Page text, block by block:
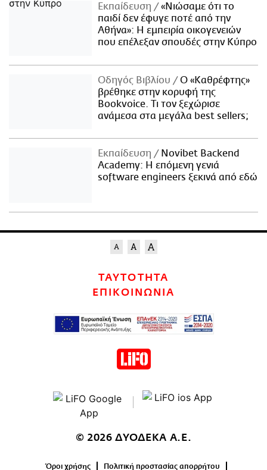
Εκπαίδευση
«Νιώσαμε ότι το
παιδί δεν έφυγε ποτέ από την
Αθήνα»: Η εμπειρία οικογενειών
που επέλεξαν σπουδές στην Κύπρο
Οδηγός Βιβλίου
Ο «Καθρέφτης»
βρέθηκε στην κορυφή της
Bookvoice. Τι τον ξεχώρισε
ανάμεσα στα μεγάλα best sellers;
Εκπαίδευση
Novibet Backend
Academy: Η επόμενη γενιά
software engineers ξεκινά από εδώ
ΤΑΥΤΟΤΗΤΑ
ΕΠΙΚΟΙΝΩΝΙΑ
© 2026 ΔΥΟΔΕΚΑ Α.Ε.
Όροι χρήσης Πολιτική προστασίας απορρήτου